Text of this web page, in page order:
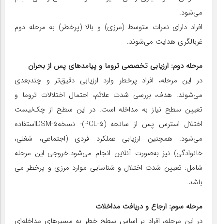
می‌شود.
افراد دارای نمرات متوسط (مرزی) و بالا (پرخطر) به مرحله دوم
غربالگری هدایت می‌شوند.
مرحله دوم: ارزیابی تخصصی تروما و پیامدهای پس از بحران
در این مرحله، افراد پرخطر وارد ارزیابی دقیق‌تر و چندبعدی
می‌شوند. هدف، بررسی شدت علائم، احتمال اختلالات تروما و
تعیین سطح نیاز به مداخله است. در این سطح از چک‌لیست
اختلال استرس پس از سانحه (PCL-۵)- نسخهDSM-۵استفاده
می‌شود. همچنین ارزیابی عملکرد فردی (اجتماعی، شغلی،
خانوادگی) نیز به‌صورت آنلاین انجام می‌شود.خروجی این مرحله
شامل: تعیین شدت اختلال و شناسایی موارد مرزی و پرخطر می
باشد.
مرحله سوم: ارجاع و دریافت مداخلات
در این مرحله، افراد بر اساس سطح خطر به مسیرهای مداخله‌ای